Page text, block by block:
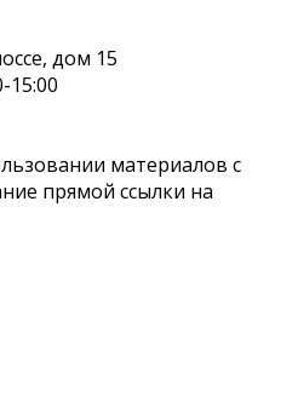
дом 15
15:00
материалов с
прямой ссылки на